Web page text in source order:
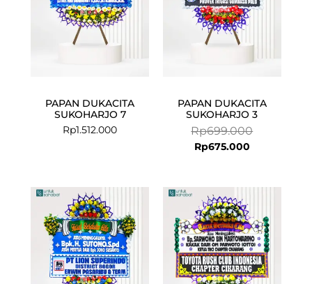
PAPAN DUKACITA
SUKOHARJO 7
Rp1.512.000
PAPAN DUKACITA
SUKOHARJO 3
Rp699.000
Rp675.000